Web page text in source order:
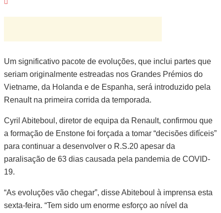
Um significativo pacote de evoluções, que inclui partes que
seriam originalmente estreadas nos Grandes Prémios do
Vietname, da Holanda e de Espanha, será introduzido pela
Renault na primeira corrida da temporada.
Cyril Abiteboul, diretor de equipa da Renault, confirmou que
a formação de Enstone foi forçada a tomar “decisões difíceis”
para continuar a desenvolver o R.S.20 apesar da
paralisação de 63 dias causada pela pandemia de COVID-
19.
“As evoluções vão chegar”, disse Abiteboul à imprensa esta
sexta-feira. “Tem sido um enorme esforço ao nível da